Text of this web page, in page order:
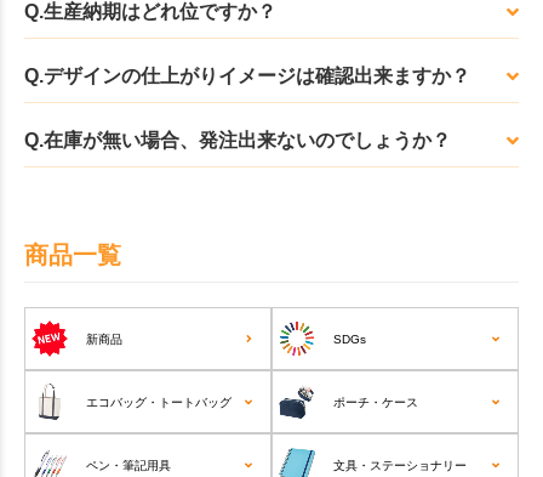
Q.生産納期はどれ位ですか？
Q.デザインの仕上がりイメージは確認出来ますか？
Q.在庫が無い場合、発注出来ないのでしょうか？
商品一覧
新商品 SDGs
エコバッグ・トートバッグ ポーチ・ケース
ペン・筆記用具 文具・ステーショナリー